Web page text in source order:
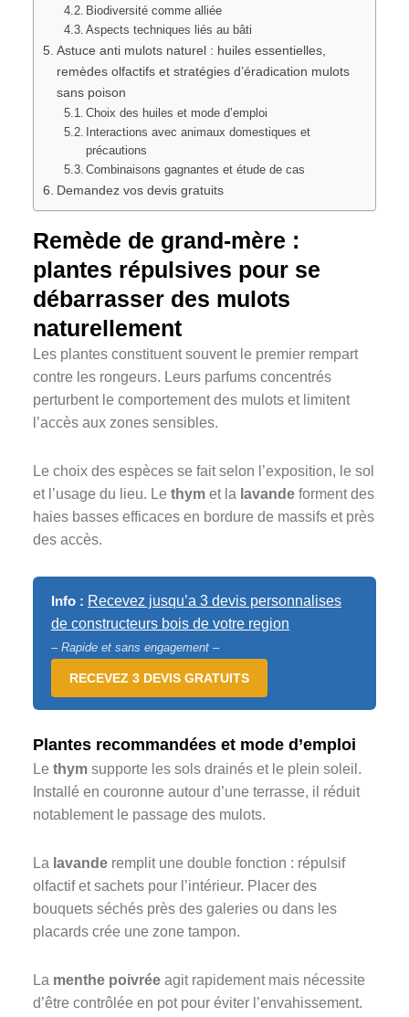
Biodiversité comme alliée
Aspects techniques liés au bâti
Astuce anti mulots naturel : huiles essentielles,
remèdes olfactifs et stratégies d’éradication mulots
sans poison
Choix des huiles et mode d’emploi
Interactions avec animaux domestiques et
précautions
Combinaisons gagnantes et étude de cas
Demandez vos devis gratuits
Remède de grand-mère :
plantes répulsives pour se
débarrasser des mulots
naturellement
Les plantes constituent souvent le premier rempart
contre les rongeurs. Leurs parfums concentrés
perturbent le comportement des mulots et limitent
l’accès aux zones sensibles.
Le choix des espèces se fait selon l’exposition, le sol
et l’usage du lieu. Le thym et la lavande forment des
haies basses efficaces en bordure de massifs et près
des accès.
Info : Recevez jusqu’a 3 devis personnalises
de constructeurs bois de votre region
– Rapide et sans engagement –
RECEVEZ 3 DEVIS GRATUITS
Plantes recommandées et mode d’emploi
Le thym supporte les sols drainés et le plein soleil.
Installé en couronne autour d’une terrasse, il réduit
notablement le passage des mulots.
La lavande remplit une double fonction : répulsif
olfactif et sachets pour l’intérieur. Placer des
bouquets séchés près des galeries ou dans les
placards crée une zone tampon.
La menthe poivrée agit rapidement mais nécessite
d’être contrôlée en pot pour éviter l’envahissement.